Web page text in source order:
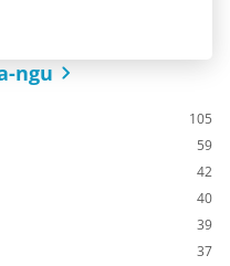
ngu
105
59
42
40
39
37